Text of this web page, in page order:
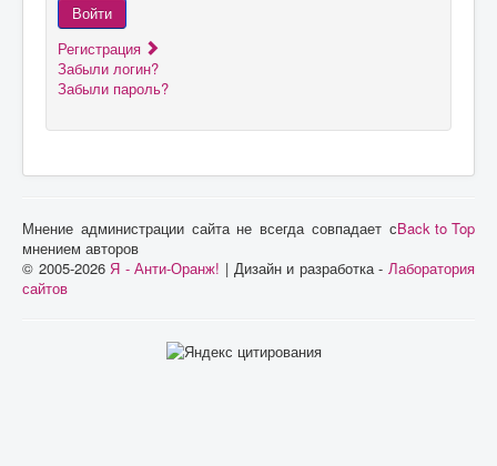
Войти
Регистрация
Забыли логин?
Забыли пароль?
Back to Top
Мнение администрации сайта не всегда совпадает с
мнением авторов
© 2005-2026 Я - Анти-Оранж! | Дизайн и разработка - Лаборатория
сайтов